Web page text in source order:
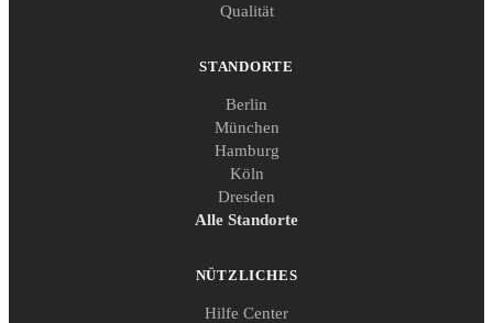
Qualität
STANDORTE
Berlin
München
Hamburg
Köln
Dresden
Alle Standorte
NÜTZLICHES
Hilfe Center